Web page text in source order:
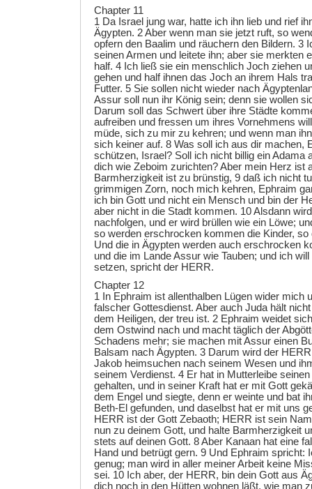
Chapter 11
1 Da Israel jung war, hatte ich ihn lieb und rief
Ägypten. 2 Aber wenn man sie jetzt ruft, so
opfern den Baalim und räuchern den Bildern. 3
seinen Armen und leitete ihn; aber sie merkten
half. 4 Ich ließ sie ein menschlich Joch ziehen
gehen und half ihnen das Joch an ihrem Hals
Futter. 5 Sie sollen nicht wieder nach
Assur soll nun ihr König sein; denn sie wollen
Darum soll das Schwert über ihre Städte
aufreiben und fressen um ihres Vornehmens
müde, sich zu mir zu kehren; und wenn man
sich keiner auf. 8 Was soll ich aus dir machen,
schützen, Israel? Soll ich nicht billig ein Adama
dich wie Zeboim zurichten? Aber mein Herz ist
Barmherzigkeit ist zu brünstig, 9 daß ich nicht
grimmigen Zorn, noch mich kehren, Ephraim
ich bin Gott und nicht ein Mensch und bin der
aber nicht in die Stadt kommen. 10 Alsdann
nachfolgen, und er wird brüllen wie ein Löwe;
so werden erschrocken kommen die Kinder, so
Und die in Ägypten werden auch erschrocken
und die im Lande Assur wie Tauben; und ich
setzen, spricht der HERR.
Chapter 12
1 In Ephraim ist allenthalben Lügen wider mich
falscher Gottesdienst. Aber auch Juda hält
dem Heiligen, der treu ist. 2 Ephraim weidet
dem Ostwind nach und macht täglich der
Schadens mehr; sie machen mit Assur einen
Balsam nach Ägypten. 3 Darum wird der
Jakob heimsuchen nach seinem Wesen und
seinem Verdienst. 4 Er hat in Mutterleibe
gehalten, und in seiner Kraft hat er mit Gott
dem Engel und siegte, denn er weinte und bat
Beth-El gefunden, und daselbst hat er mit uns
HERR ist der Gott Zebaoth; HERR ist sein
nun zu deinem Gott, und halte Barmherzigkeit
stets auf deinen Gott. 8 Aber Kanaan hat eine
Hand und betrügt gern. 9 Und Ephraim spricht:
genug; man wird in aller meiner Arbeit keine
sei. 10 Ich aber, der HERR, bin dein Gott aus
dich noch in den Hütten wohnen läßt, wie man